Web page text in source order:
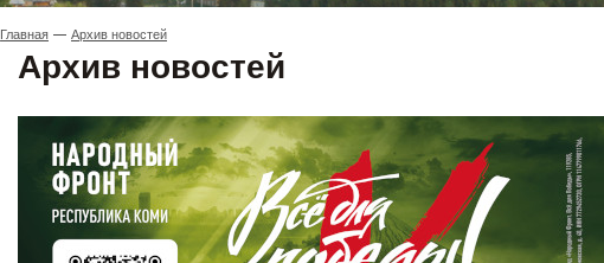
Главная Архив новостей
Архив новостей